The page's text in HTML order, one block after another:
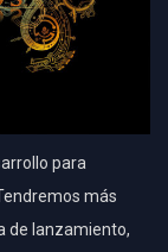
para
más
de lanzamiento,